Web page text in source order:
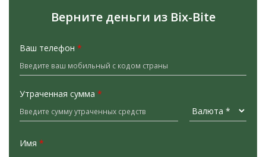
Верните деньги из Bix-Bite
Ваш телефон *
Утраченная сумма *
Имя *